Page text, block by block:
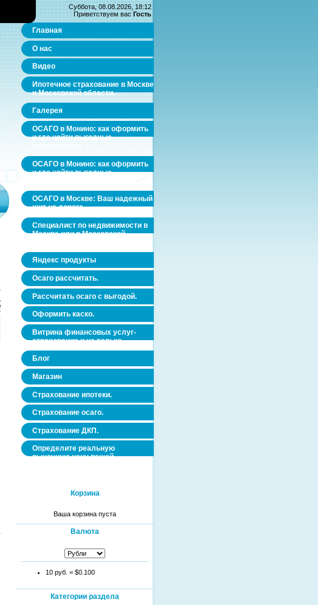
Суббота, 08.08.2026, 18:12
Приветствуем вас Гость
Главная
О нас
Видео
Ипотечное страхование в Москве
и Московской области.
Галерея
ОСАГО в Монино: как оформить
и где найти выгодные
ОСАГО в Монино: как оформить
и где найти выгодные
ОСАГО в Москве: Ваш надежный
щит на дороге
Специалист по недвижимости в
Москве или в Московской
Яндекс продукты
Осаго рассчитать.
Рассчитать осаго с выгодой.
Оформить каско.
Витрина финансовых услуг-
страхование и не только.
Блог
Магазин
Страхование ипотеки.
Страхование осаго.
Страхование ДКП.
Определите реальную
рыночную цену вашей
Корзина
Ваша корзина пуста
Валюта
10 руб. = $0.100
Категории раздела